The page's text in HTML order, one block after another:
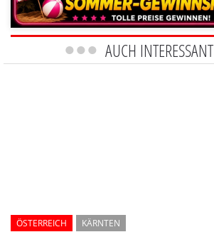
AUCH INTERESSANT
ÖSTERREICH KÄRNTEN